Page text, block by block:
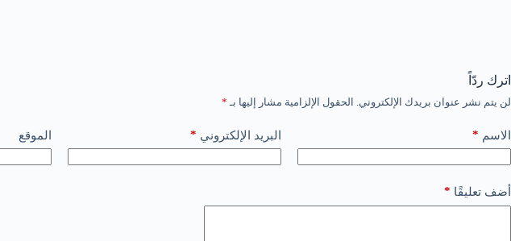
اترك ردّاً
لن يتم نشر عنوان بريدك الإلكتروني. الحقول الإلزامية مشار إليها بـ *
الاسم * البريد الإلكتروني * الموقع
أضف تعليقًا *